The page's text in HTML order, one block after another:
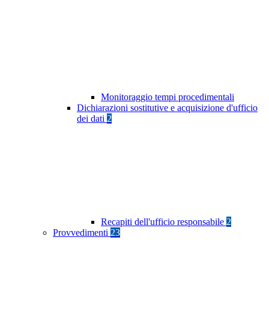
Monitoraggio tempi procedimentali
Dichiarazioni sostitutive e acquisizione d'ufficio
dei dati 2
Recapiti dell'ufficio responsabile 2
Provvedimenti 23